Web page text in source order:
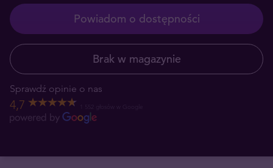
Powiadom o dostępności
Brak w magazynie
Sprawdź opinie o nas
4,7